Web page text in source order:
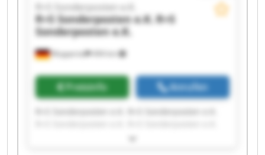
Wuppertal 494 km
R+S Sonderposten e.K.
R+S Sonderposten e.K. R+S
Sonderposten e.K.
Preisinfo Anrufen
R+S Sonderposten e.K. R+S Sonderposten e.K.